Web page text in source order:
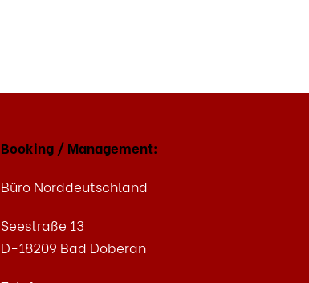
Booking / Management:
Büro Norddeutschland
Seestraße 13
D-18209 Bad Doberan